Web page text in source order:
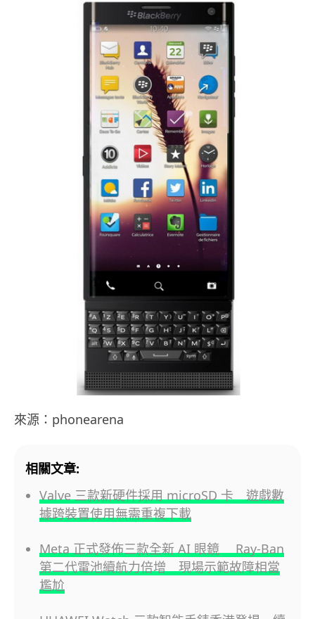
來源：phonearena
相關文章:
Valve 三款新硬件採用 microSD 卡 遊戲數
據跨裝置使用無需重複下載
Meta 正式發佈三款全新 AI 眼鏡 Ray-Ban
第二代電池續航力倍增 現場示範故障相當
尷尬